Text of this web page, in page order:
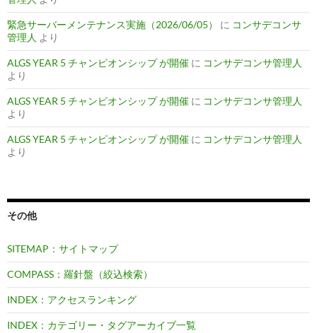
緊急サーバーメンテナンス実施（2026/06/05） に コンサデコンサ
管理人 より
ALGS YEAR 5 チャンピオンシップ が開催 に コンサデコンサ管理人
より
ALGS YEAR 5 チャンピオンシップ が開催 に コンサデコンサ管理人
より
ALGS YEAR 5 チャンピオンシップ が開催 に コンサデコンサ管理人
より
その他
SITEMAP：サイトマップ
COMPASS：羅針盤（絞込検索）
INDEX：アクセスランキング
INDEX：カテゴリー・タグアーカイブ一覧